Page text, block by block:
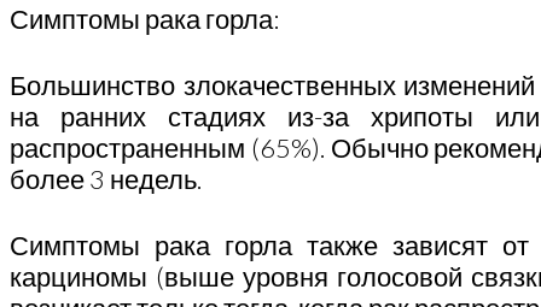
Симптомы рака горла:
Большинство злокачественных
на ранних стадиях из-за хрипоты
распространенным (65%). Обычно
более 3 недель.
Симптомы рака горла также зависят от
карциномы (выше уровня голосовой